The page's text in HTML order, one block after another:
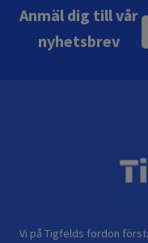
Anmäl dig till vår
nyhetsbrev
Vi på Tigfelds fordon